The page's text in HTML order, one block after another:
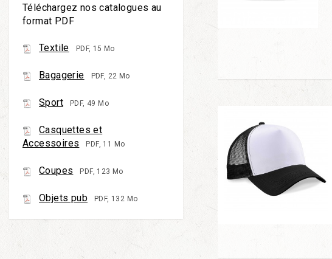
Téléchargez nos catalogues au
format PDF
Textile PDF, 15 Mo
Bagagerie PDF, 22 Mo
Sport PDF, 49 Mo
Casquettes et
Accessoires
PDF, 11 Mo
Coupes PDF, 123 Mo
Objets pub PDF, 132 Mo